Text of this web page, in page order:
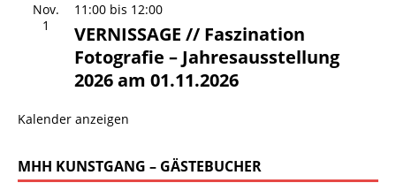
Nov.
1
11:00 bis 12:00
VERNISSAGE // Faszination
Fotografie – Jahresausstellung
2026 am 01.11.2026
Kalender anzeigen
MHH KUNSTGANG – GÄSTEBUCHER